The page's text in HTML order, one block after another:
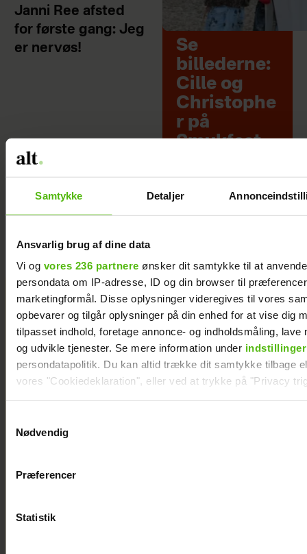
Samtykke Detaljer
Ansvarlig brug af dine data
Vi og vores 236 partnere ønsker dit samtykke til at
persondata om IP-adresse, ID og din browser til
marketingformål. Disse oplysninger videregives til vores
opbevarer og tilgår oplysninger på din enhed for at vise dig
tilpasset indhold, foretage annonce- og indholdsmåling, lave
og udvikle tjenester. Se mere information under indstillinger
persondatapolitik. Du kan altid trække dit samtykke tilbage
vores "Cookiedeklaration", eller ved at trykke på "Privacy
Vi anvender egne cookies og cookies fra tredjeparter til at
generere statistik og huske dine præferencer samt til brug
Nødvendig
Præferencer
Statistik
Janni Ree afsted
for første gang: Jeg
er nervøs!
Se
billederne:
Cille og
Christophe
r på
Smukfest
særligt
vennepar